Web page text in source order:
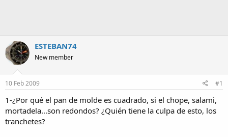
ESTEBAN74
New member
10 Feb 2009 #1
1-¿Por qué el pan de molde es cuadrado, si el chope, salami,
mortadela...son redondos? ¿Quién tiene la culpa de esto, los
tranchetes?